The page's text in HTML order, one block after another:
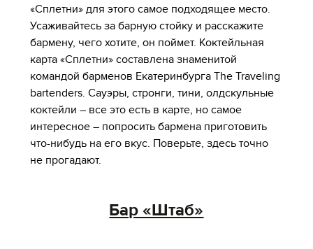
«Сплетни» для этого самое подходящее место.
Усаживайтесь за барную стойку и расскажите
бармену, чего хотите, он поймет. Коктейльная
карта «Сплетни» составлена знаменитой
командой барменов Екатеринбурга The Traveling
bartenders. Сауэры, стронги, тини, олдскульные
коктейли – все это есть в карте, но самое
интересное – попросить бармена приготовить
что-нибудь на его вкус. Поверьте, здесь точно
не прогадают.
Бар «Штаб»